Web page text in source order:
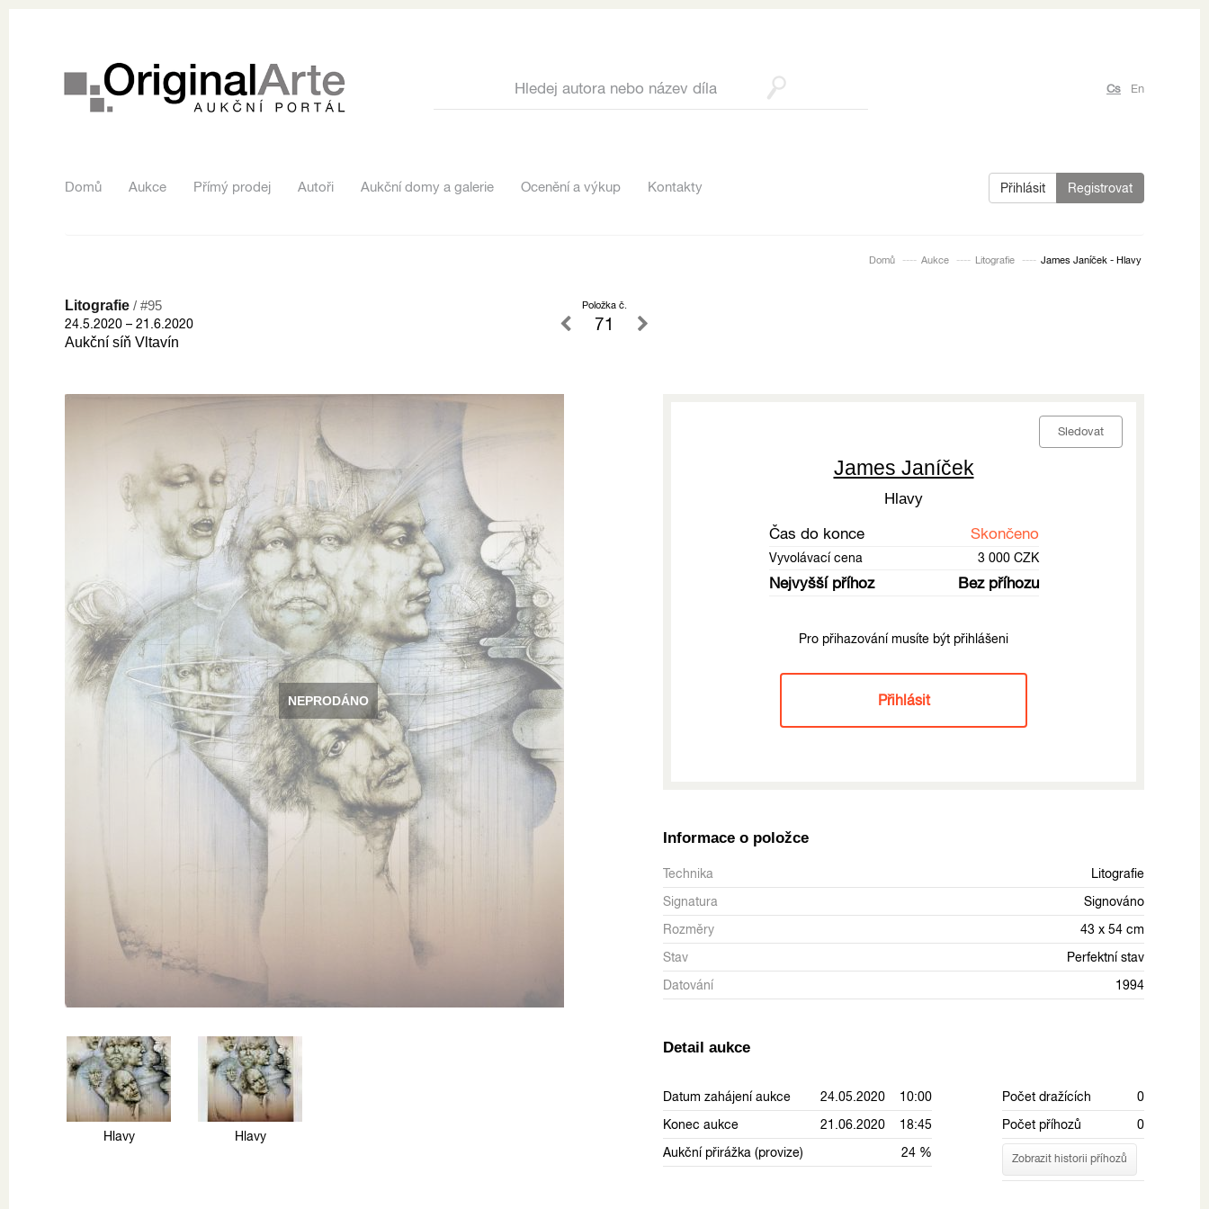
Cs En
Domů Aukce Přímý prodej Autoři Aukční domy a galerie Ocenění a výkup Kontakty Přihlásit Registrovat
Domů Aukce Litografie James Janíček - Hlavy
Litografie / #95
24.5.2020 – 21.6.2020
Aukční síň Vltavín
Položka č.
71
NEPRODÁNO
Hlavy Hlavy
Sledovat
James Janíček
Hlavy
Čas do konce Skončeno
Vyvolávací cena 3 000 CZK
Nejvyšší příhoz Bez příhozu
Pro přihazování musíte být přihlášeni
Přihlásit
Informace o položce
Technika
Litografie
Signatura
Signováno
Rozměry
43 x 54 cm
Stav
Perfektní stav
Datování
1994
Detail aukce
Datum zahájení aukce
24.05.2020 10:00
Konec aukce
21.06.2020 18:45
Aukční přirážka (provize)
24 %
Počet dražících
0
Počet příhozů
0
Zobrazit historii příhozů